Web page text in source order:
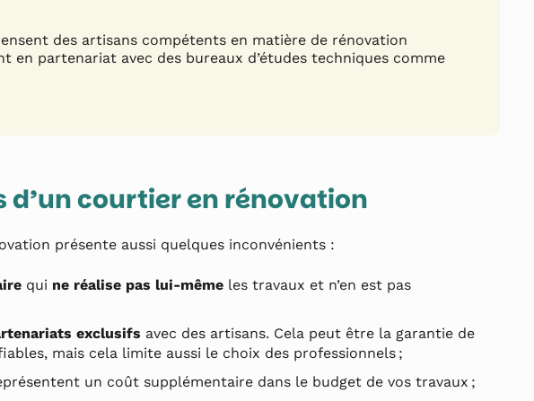
des artisans compétents en matière de rénovation
en partenariat avec des bureaux d’études techniques comme
d’un courtier en rénovation
présente aussi quelques inconvénients :
qui ne réalise pas lui-mêmeles travaux et n’en est pas
exclusifs avec des artisans. Cela peut être la garantie de
mais cela limite aussi le choix des professionnels ;
un coût supplémentaire dans le budget de vos travaux ;